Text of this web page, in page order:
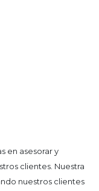
en asesorar y
clientes. Nuestra
nuestros clientes